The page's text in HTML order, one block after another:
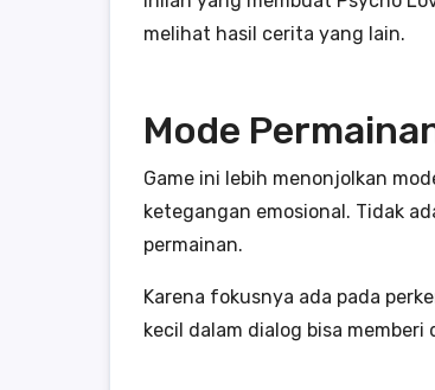
melihat hasil cerita yang lain.
Mode
Game ini lebih menonjolkan
ketegangan emosional. Tidak
permainan.
Karena fokusnya ada pada
kecil dalam dialog bisa memberi